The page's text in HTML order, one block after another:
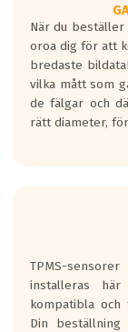
motorljudet.
På
en symbol av
bullernivå
medans de vita
ett tyst däck.
regelverket
Ett däck med
godkända för
Ett däck med
minst tre
regelverk som
När du
oroa dig för att
bredaste
vilka mått som
de fälgar och
rätt diameter,
TPMS-
installeras
kompatibla och
Din